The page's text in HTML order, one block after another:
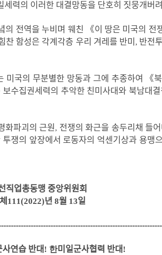
세력의 이러한 대결망동을 단호히 짓뭉개버
의 전역을 누비며 웨친 《이 땅은 미국의 전
찬 함성은 각계각층 우리 겨레를 반미 , 반전
미국의 무분별한 망동과 그에 추종하여 《
보수집권세력의 추악한 친미사대와 북남대결
화파괴의 근원, 전쟁의 화근을 송두리채 들
투쟁의 앞장에서 로동자의 억센기상과 용맹
직업총동맹 중앙위원회
111(2022)년 8월 13일
연습 반대 ! 한미일군사협력 반대 !